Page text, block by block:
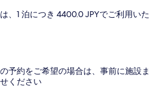
、1 泊につき 4400.0 JPYでご利用いた
予約をご希望の場合は、事前に施設ま
ください